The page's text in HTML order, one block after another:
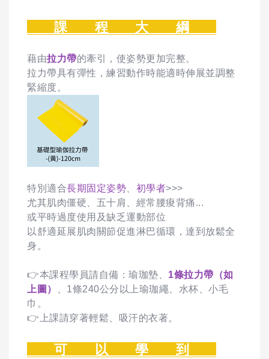
課 程 大 綱
藉由拉力帶的牽引，使姿勢更加完整。
拉力帶具有彈性，練習動作時能適時伸展並調整
緊縮度。
特別適合長期固定姿勢 初學者>>>
尤其肌肉僵硬、五十肩、經常腰痠背痛...
或平時過度使用及缺乏運動部位
以舒適延展肌肉關節促進淋巴循環，達到放鬆全
身。
👉本課程學員請自備：瑜珈墊、 1條拉力帶（如
上圖）
、1條240公分以上瑜珈繩、水杯、小毛
巾。
👉上課請穿著輕鬆、吸汗的衣著。
可 以 學 到